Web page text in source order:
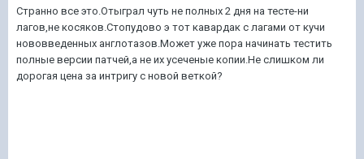
Странно все это.Отыграл чуть не полных 2 дня на тесте-ни
лагов,не косяков.Стопудово э тот кавардак с лагами от кучи
нововведенных англотазов.Может уже пора начинать тестить
полные версии патчей,а не их усеченые копии.Не слишком ли
дорогая цена за интригу с новой веткой?